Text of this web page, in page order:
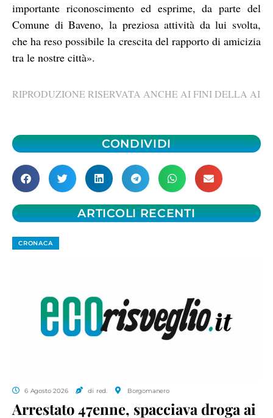
importante riconoscimento ed esprime, da parte del
Comune di Baveno, la preziosa attività da lui svolta,
che ha reso possibile la crescita del rapporto di amicizia
tra le nostre città».
RIPRODUZIONE RISERVATA ANCHE AI FINI DELLA AI
CONDIVIDI
ARTICOLI RECENTI
CRONACA
6 Agosto 2026 di red. Borgomanero
Arrestato 47enne, spacciava droga ai